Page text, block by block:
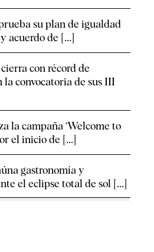
su plan de igualdad
acuerdo de [...]
con récord de
convocatoria de sus III
la campaña ‘Welcome to
el inicio de [...]
gastronomía y
el eclipse total de sol [...]